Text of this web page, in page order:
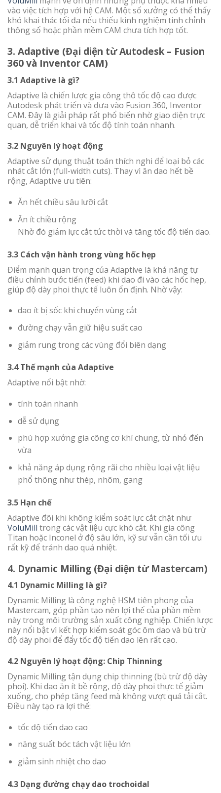
vào việc tích hợp với hệ CAM. Một số xưởng có thể thấy
khó khai thác tối đa nếu thiếu kinh nghiệm tinh chỉnh
thông số hoặc phần mềm CAM chưa tích hợp tốt.
3. Adaptive (Đại diện từ Autodesk – Fusion
360 và Inventor CAM)
3.1 Adaptive là gì?
Adaptive là chiến lược gia công thô tốc độ cao được
Autodesk phát triển và đưa vào Fusion 360, Inventor
CAM. Đây là giải pháp rất phổ biến nhờ giao diện trực
quan, dễ triển khai và tốc độ tính toán nhanh.
3.2 Nguyên lý hoạt động
Adaptive sử dụng thuật toán thích nghi để loại bỏ các
nhát cắt lớn (full-width cuts). Thay vì ăn dao hết bề
rộng, Adaptive ưu tiên:
Ăn hết chiều sâu lưỡi cắt
Ăn ít chiều rộng
Nhờ đó giảm lực cắt tức thời và tăng tốc độ tiến dao.
3.3 Cách vận hành trong vùng hốc hẹp
Điểm mạnh quan trọng của Adaptive là khả năng tự
điều chỉnh bước tiến (feed) khi dao đi vào các hốc hẹp,
giúp độ dày phoi thực tế luôn ổn định. Nhờ vậy:
dao ít bị sốc khi chuyển vùng cắt
đường chạy vẫn giữ hiệu suất cao
giảm rung trong các vùng đổi biên dạng
3.4 Thế mạnh của Adaptive
Adaptive nổi bật nhờ:
tính toán nhanh
dễ sử dụng
phù hợp xưởng gia công cơ khí chung, từ nhỏ đến
vừa
khả năng áp dụng rộng rãi cho nhiều loại vật liệu
phổ thông như thép, nhôm, gang
3.5 Hạn chế
Adaptive đôi khi không kiểm soát lực cắt chặt như
VoluMill trong các vật liệu cực khó cắt. Khi gia công
Titan hoặc Inconel ở độ sâu lớn, kỹ sư vẫn cần tối ưu
rất kỹ để tránh dao quá nhiệt.
4. Dynamic Milling (Đại diện từ Mastercam)
4.1 Dynamic Milling là gì?
Dynamic Milling là công nghệ HSM tiên phong của
Mastercam, góp phần tạo nên lợi thế của phần mềm
này trong môi trường sản xuất công nghiệp. Chiến lược
này nổi bật vì kết hợp kiểm soát góc ôm dao và bù trừ
độ dày phoi để đẩy tốc độ tiến dao lên rất cao.
4.2 Nguyên lý hoạt động: Chip Thinning
Dynamic Milling tận dụng chip thinning (bù trừ độ dày
phoi). Khi dao ăn ít bề rộng, độ dày phoi thực tế giảm
xuống, cho phép tăng feed mà không vượt quá tải cắt.
Điều này tạo ra lợi thế:
tốc độ tiến dao cao
năng suất bóc tách vật liệu lớn
giảm sinh nhiệt cho dao
4.3 Dạng đường chạy dao trochoidal